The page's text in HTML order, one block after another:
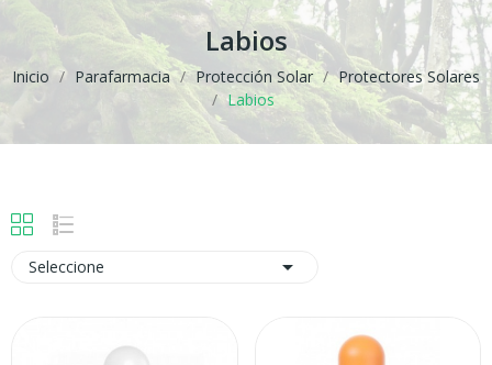
Labios
Inicio Parafarmacia Protección Solar
Protectores Solares
Labios
Seleccione 